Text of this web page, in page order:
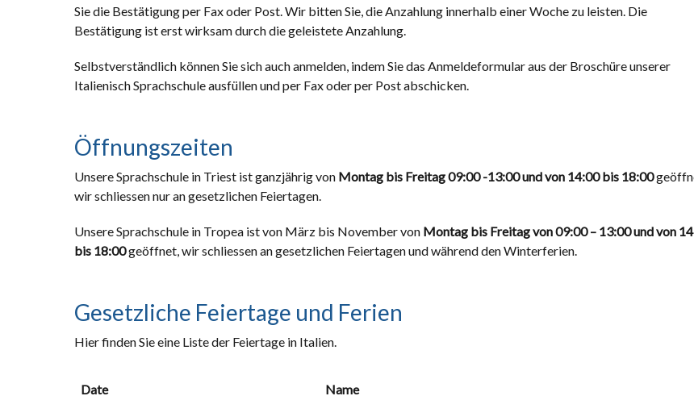
Sie die Bestätigung per Fax oder Post. Wir bitten Sie, die Anzahlung innerhalb einer Woche zu leisten. Die
Bestätigung ist erst wirksam durch die geleistete Anzahlung.
Selbstverständlich können Sie sich auch anmelden, indem Sie das Anmeldeformular aus der Broschüre unserer
Italienisch Sprachschule ausfüllen und per Fax oder per Post abschicken.
Öffnungszeiten
Unsere Sprachschule in Triest ist ganzjährig von Montag bis Freitag09:00 -13:00 und von 14:00 bis 18:00
wir schliessen nur an gesetzlichen Feiertagen.
Unsere Sprachschule in Tropea ist von März bis November von Montag bis Freitag von 09:00 – 13:00 und von
bis 18:00geöffnet, wir schliessen an gesetzlichen Feiertagen und während den Winterferien.
Gesetzliche Feiertage und Ferien
Hier finden Sie eine Liste der Feiertage in Italien.
Date Name